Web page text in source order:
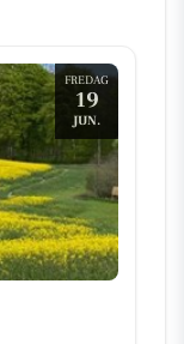
FREDAG
19
JUN.